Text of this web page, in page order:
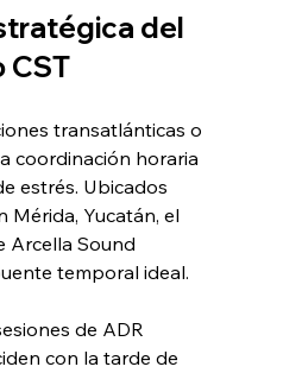
del
CST
transatlánticas o
coordinación horaria
estrés. Ubicados
Mérida, Yucatán, el
Arcella Sound
temporal ideal.
de ADR
con la tarde de